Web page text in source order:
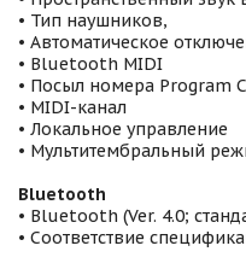
• Тип наушников,
• Автоматическое
• Bluetooth MIDI
• Посыл номера Program
• MIDI-канал
• Локальное управление
• Мультитембральный
Bluetooth
• Bluetooth (Ver. 4.0;
• Соответствие